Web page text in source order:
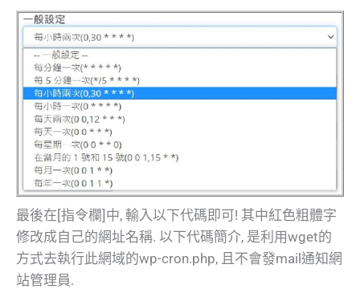
最後在[指令欄]中, 輸入以下代碼即可! 其中紅色粗體字
修改成自己的網址名稱. 以下代碼簡介, 是利用wget的
方式去執行此網域的wp-cron.php, 且不會發mail通知網
站管理員.